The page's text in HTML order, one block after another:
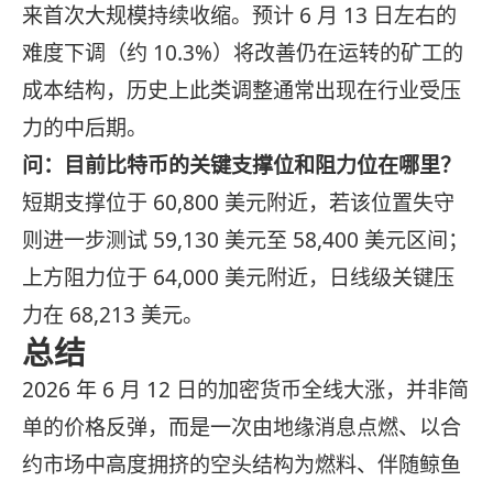
来首次大规模持续收缩。预计 6 月 13 日左右的
难度下调（约 10.3%）将改善仍在运转的矿工的
成本结构，历史上此类调整通常出现在行业受压
力的中后期。
问：目前比特币的关键支撑位和阻力位在哪里？
短期支撑位于 60,800 美元附近，若该位置失守
则进一步测试 59,130 美元至 58,400 美元区间；
上方阻力位于 64,000 美元附近，日线级关键压
力在 68,213 美元。
总结
2026 年 6 月 12 日的加密货币全线大涨，并非简
单的价格反弹，而是一次由地缘消息点燃、以合
约市场中高度拥挤的空头结构为燃料、伴随鲸鱼